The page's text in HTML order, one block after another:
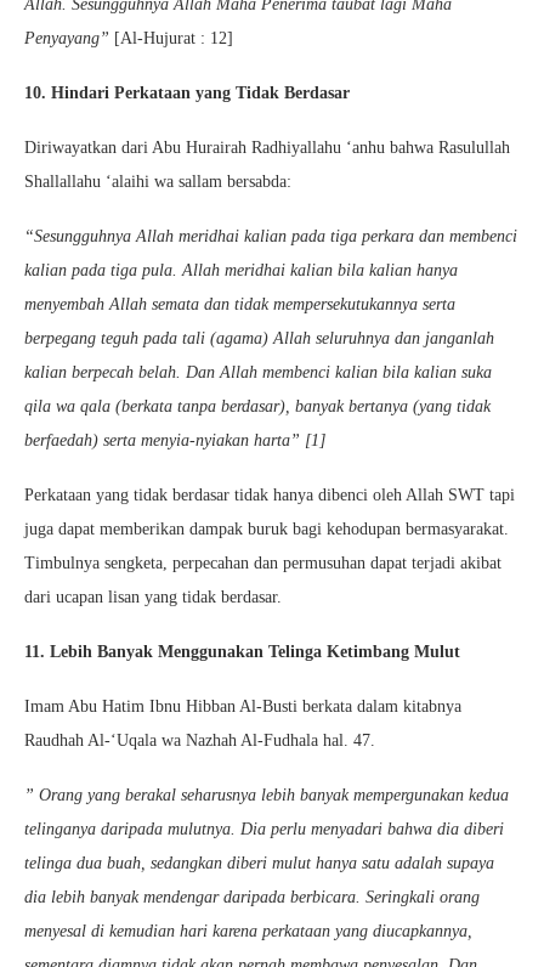
Allah. Sesungguhnya Allah Maha Penerima taubat lagi Maha
Penyayang” [Al-Hujurat : 12]
10. Hindari Perkataan yang Tidak Berdasar
Diriwayatkan dari Abu Hurairah Radhiyallahu ‘anhu bahwa Rasulullah
Shallallahu ‘alaihi wa sallam bersabda:
“Sesungguhnya Allah meridhai kalian pada tiga perkara dan membenci
kalian pada tiga pula. Allah meridhai kalian bila kalian hanya
menyembah Allah semata dan tidak mempersekutukannya serta
berpegang teguh pada tali (agama) Allah seluruhnya dan janganlah
kalian berpecah belah. Dan Allah membenci kalian bila kalian suka
qila wa qala (berkata tanpa berdasar), banyak bertanya (yang tidak
berfaedah) serta menyia-nyiakan harta” [1]
Perkataan yang tidak berdasar tidak hanya dibenci oleh Allah SWT tapi
juga dapat memberikan dampak buruk bagi kehodupan bermasyarakat.
Timbulnya sengketa, perpecahan dan permusuhan dapat terjadi akibat
dari ucapan lisan yang tidak berdasar.
11. Lebih Banyak Menggunakan Telinga Ketimbang Mulut
Imam Abu Hatim Ibnu Hibban Al-Busti berkata dalam kitabnya
Raudhah Al-‘Uqala wa Nazhah Al-Fudhala hal. 47.
” Orang yang berakal seharusnya lebih banyak mempergunakan kedua
telinganya daripada mulutnya. Dia perlu menyadari bahwa dia diberi
telinga dua buah, sedangkan diberi mulut hanya satu adalah supaya
dia lebih banyak mendengar daripada berbicara. Seringkali orang
menyesal di kemudian hari karena perkataan yang diucapkannya,